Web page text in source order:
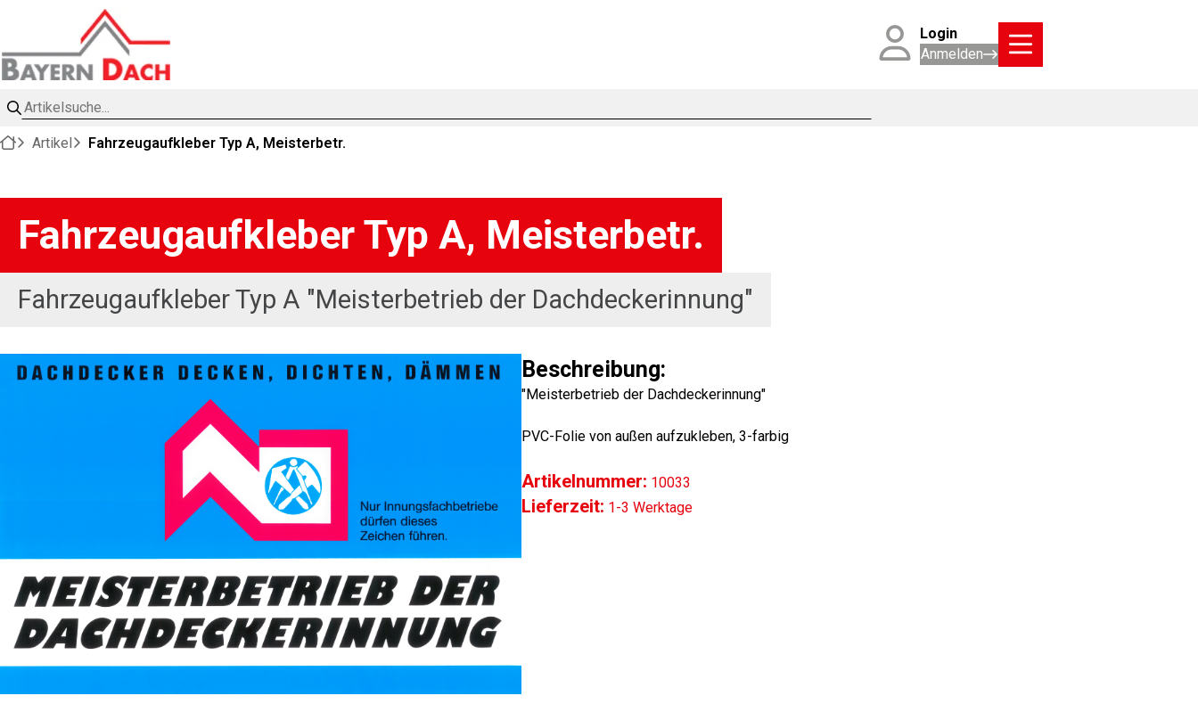
Login
Anmelden
Artikelsuche
Artikel
Fahrzeugaufkleber Typ A, Meisterbetr.
Fahrzeugaufkleber Typ A, Meisterbetr.
Fahrzeugaufkleber Typ A "Meisterbetrieb der Dachdeckerinnung"
Beschreibung:
"Meisterbetrieb der Dachdeckerinnung"
PVC-Folie von außen aufzukleben, 3-farbig
Artikelnummer: 10033
Lieferzeit: 1-3 Werktage